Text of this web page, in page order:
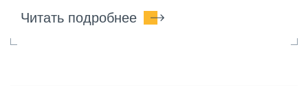
Читать подробнее